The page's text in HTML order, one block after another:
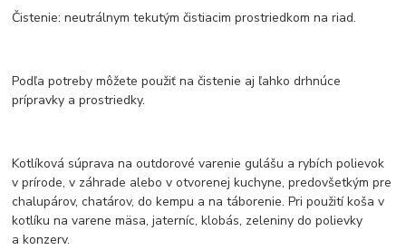
Čistenie: neutrálnym tekutým čistiacim prostriedkom na riad.
Podľa potreby môžete použiť na čistenie aj ľahko drhnúce
prípravky a prostriedky.
Kotlíková súprava na outdorové varenie gulášu a rybích polievok
v prírode, v záhrade alebo v otvorenej kuchyne, predovšetkým pre
chalupárov, chatárov, do kempu a na táborenie. Pri použití koša v
kotlíku na varene mäsa, jaterníc, klobás, zeleniny do polievky
a konzerv.